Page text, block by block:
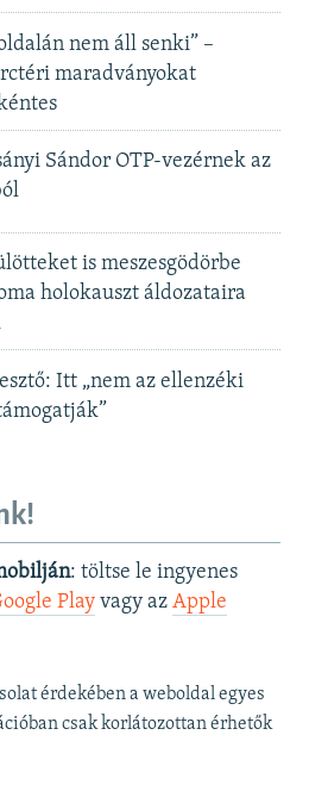
nem áll senki” –
maradványokat
Sándor OTP-vezérnek az
is meszesgödörbe
holokauszt áldozataira
Itt „nem az ellenzéki
: töltse le ingyenes
Playvagy az Apple
érdekében a weboldal egyes
csak korlátozottan érhetők